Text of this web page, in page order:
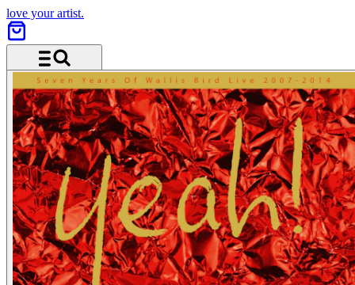
love your artist.
Menü und Suche